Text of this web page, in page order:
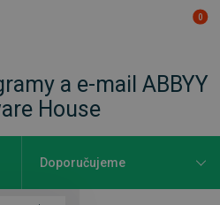
0
a e-mail ABBYY
House